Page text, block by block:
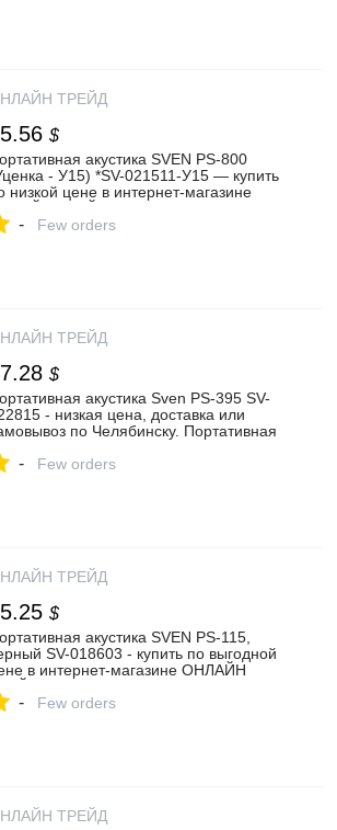
ТРЕЙД
$
акустика SVEN PS-800
- У15) *SV-021511-У15 — купить
низкой цене в интернет-магазине
- Few orders
ТРЕЙД
$
акустика Sven PS-395 SV-
- низкая цена, доставка или
по Челябинску. Портативная
ОНЛАЙН ТРЕЙД.РУ
- Few orders
ТРЕЙД
$
акустика SVEN PS-115,
SV-018603 - купить по выгодной
в интернет-магазине ОНЛАЙН
- Few orders
ТРЕЙД